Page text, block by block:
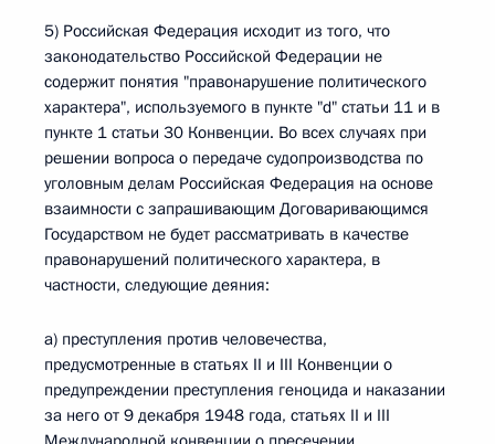
5) Российская Федерация исходит из того, что
законодательство Российской Федерации не
содержит понятия "правонарушение политического
характера", используемого в пункте "d" статьи 11 и в
пункте 1 статьи 30 Конвенции. Во всех случаях при
решении вопроса о передаче судопроизводства по
уголовным делам Российская Федерация на основе
взаимности с запрашивающим Договаривающимся
Государством не будет рассматривать в качестве
правонарушений политического характера, в
частности, следующие деяния:
а) преступления против человечества,
предусмотренные в статьях II и III Конвенции о
предупреждении преступления геноцида и наказании
за него от 9 декабря 1948 года, статьях II и III